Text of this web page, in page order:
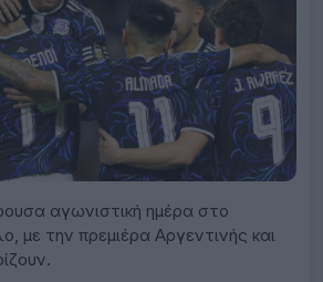
match between Argentina and
stadium in Buenos Aires on March 31,
ARGENTINA *** Argentina s defender
forward Lionel Messi and teammates
the teams third goal during a friendly
Argentina and Zambia at La Bombonera
on March 31, 2026 BUENOS AIRES
xALEJANDROxPAGNIx
αγωνιστική ημέρα στο
με την πρεμιέρα Αργεντινής και